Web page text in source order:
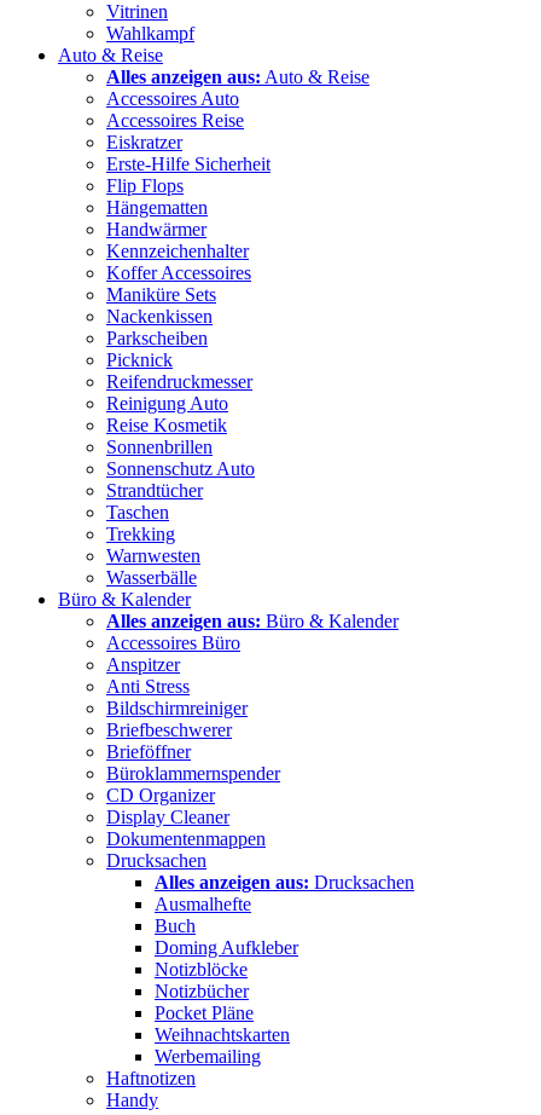
Vitrinen
Wahlkampf
Auto & Reise
Alles anzeigen aus: Auto & Reise
Accessoires Auto
Accessoires Reise
Eiskratzer
Erste-Hilfe Sicherheit
Flip Flops
Hängematten
Handwärmer
Kennzeichenhalter
Koffer Accessoires
Maniküre Sets
Nackenkissen
Parkscheiben
Picknick
Reifendruckmesser
Reinigung Auto
Reise Kosmetik
Sonnenbrillen
Sonnenschutz Auto
Strandtücher
Taschen
Trekking
Warnwesten
Wasserbälle
Büro & Kalender
Alles anzeigen aus: Büro & Kalender
Accessoires Büro
Anspitzer
Anti Stress
Bildschirmreiniger
Briefbeschwerer
Brieföffner
Büroklammernspender
CD Organizer
Display Cleaner
Dokumentenmappen
Drucksachen
Alles anzeigen aus: Drucksachen
Ausmalhefte
Buch
Doming Aufkleber
Notizblöcke
Notizbücher
Pocket Pläne
Weihnachtskarten
Werbemailing
Haftnotizen
Handy